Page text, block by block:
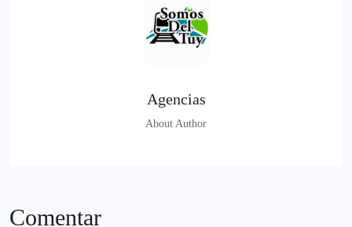
Agencias
About Author
Comentar